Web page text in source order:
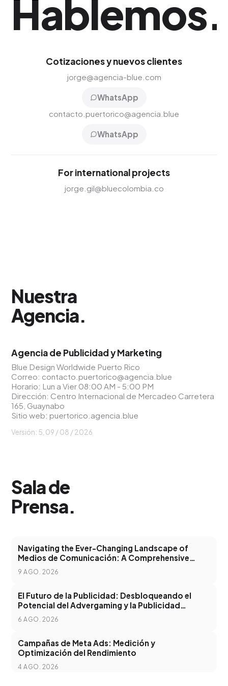
Hablemos.
Cotizaciones y nuevos clientes
jorge@agencia-blue.com
WhatsApp
contacto.puertorico@agencia.blue
WhatsApp
For international projects
jorge.gil@bluecolombia.co
Nuestra
Agencia.
Agencia de Publicidad y Marketing
Blue Design Worldwide Puerto Rico
Correo: contacto.puertorico@agencia.blue
Horario: Lun a Vier 08:00 AM - 5:00 PM
Dirección: Centro Internacional de Mercadeo Carretera
165, Guaynabo
Sitio web:puertorico.agencia.blue
Versión: 5, 09 / 08 / 2026
Sala de
Prensa.
Navigating the Ever-Changing Landscape of
Medios de Comunicación: A Comprehensive
Guide
9 AGO. 2026
El Futuro de la Publicidad: Desbloqueando el
Potencial del Advergaming y la Publicidad
Programática
6 AGO. 2026
Campañas de Meta Ads: Medición y
Optimización del Rendimiento
4 AGO. 2026